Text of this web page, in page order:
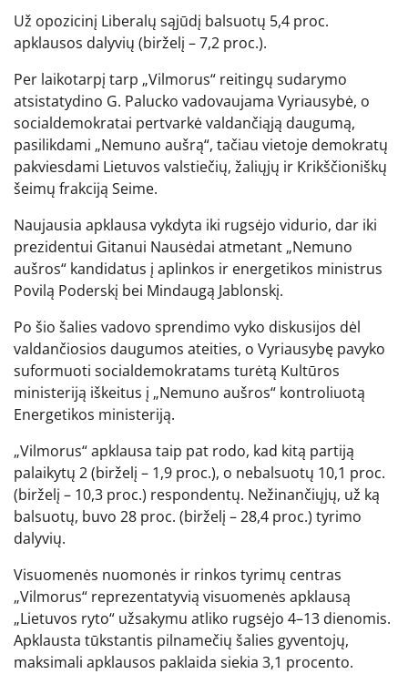
Už opozicinį Liberalų sąjūdį balsuotų 5,4 proc.
apklausos dalyvių (birželį – 7,2 proc.).
Per laikotarpį tarp „Vilmorus“ reitingų sudarymo
atsistatydino G. Palucko vadovaujama Vyriausybė, o
socialdemokratai pertvarkė valdančiąją daugumą,
pasilikdami „Nemuno aušrą“, tačiau vietoje demokratų
pakviesdami Lietuvos valstiečių, žaliųjų ir Krikščioniškų
šeimų frakciją Seime.
Naujausia apklausa vykdyta iki rugsėjo vidurio, dar iki
prezidentui Gitanui Nausėdai atmetant „Nemuno
aušros“ kandidatus į aplinkos ir energetikos ministrus
Povilą Poderskį bei Mindaugą Jablonskį.
Po šio šalies vadovo sprendimo vyko diskusijos dėl
valdančiosios daugumos ateities, o Vyriausybę pavyko
suformuoti socialdemokratams turėtą Kultūros
ministeriją iškeitus į „Nemuno aušros“ kontroliuotą
Energetikos ministeriją.
„Vilmorus“ apklausa taip pat rodo, kad kitą partiją
palaikytų 2 (birželį – 1,9 proc.), o nebalsuotų 10,1 proc.
(birželį – 10,3 proc.) respondentų. Nežinančiųjų, už ką
balsuotų, buvo 28 proc. (birželį – 28,4 proc.) tyrimo
dalyvių.
Visuomenės nuomonės ir rinkos tyrimų centras
„Vilmorus“ reprezentatyvią visuomenės apklausą
„Lietuvos ryto“ užsakymu atliko rugsėjo 4–13 dienomis.
Apklausta tūkstantis pilnamečių šalies gyventojų,
maksimali apklausos paklaida siekia 3,1 procento.